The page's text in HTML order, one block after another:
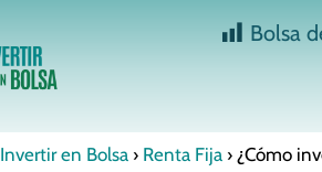
Bolsa
Invertir en Bolsa Renta Fija ¿Cómo